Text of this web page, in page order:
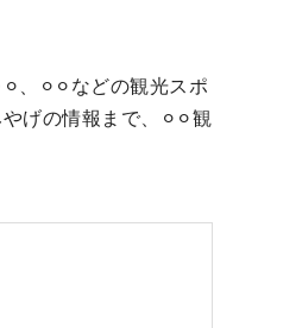
、⚪︎⚪︎などの観光スポ
げの情報まで、⚪︎⚪︎観